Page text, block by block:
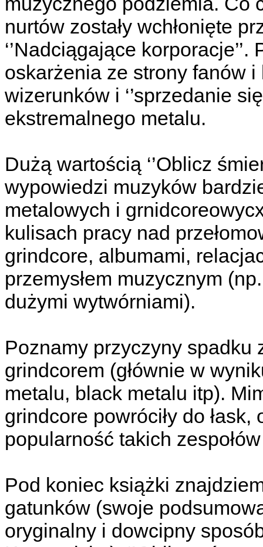
nurtów zostały wchłonięte
‘’Nadciągające
oskarżenia ze strony fanów i
wizerunków i ‘’sprzedanie
ekstremalnego metalu.
Dużą wartością ‘’Oblicz
wypowiedzi muzyków
metalowych i
kulisach pracy nad
grindcore, albumami,
przemysłem muzycznym
dużymi wytwórniami).
Poznamy przyczyny spadku
grindcorem (głównie w
metalu, black metalu itp).
grindcore powróciły do
popularność takich
Pod koniec książki
gatunków (swoje
oryginalny i dowcipny